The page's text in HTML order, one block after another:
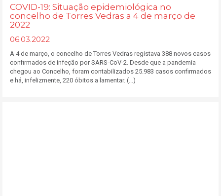
COVID-19: Situação epidemiológica no
concelho de Torres Vedras a 4 de março de
2022
06.03.2022
A 4 de março, o concelho de Torres Vedras registava 388 novos casos
confirmados de infeção por SARS-CoV-2. Desde que a pandemia
chegou ao Concelho, foram contabilizados 25.983 casos confirmados
e há, infelizmente, 220 óbitos a lamentar. (...)